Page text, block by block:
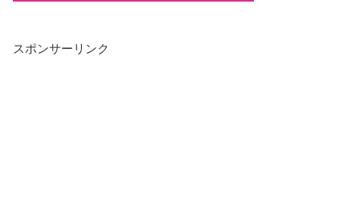
スポンサーリンク